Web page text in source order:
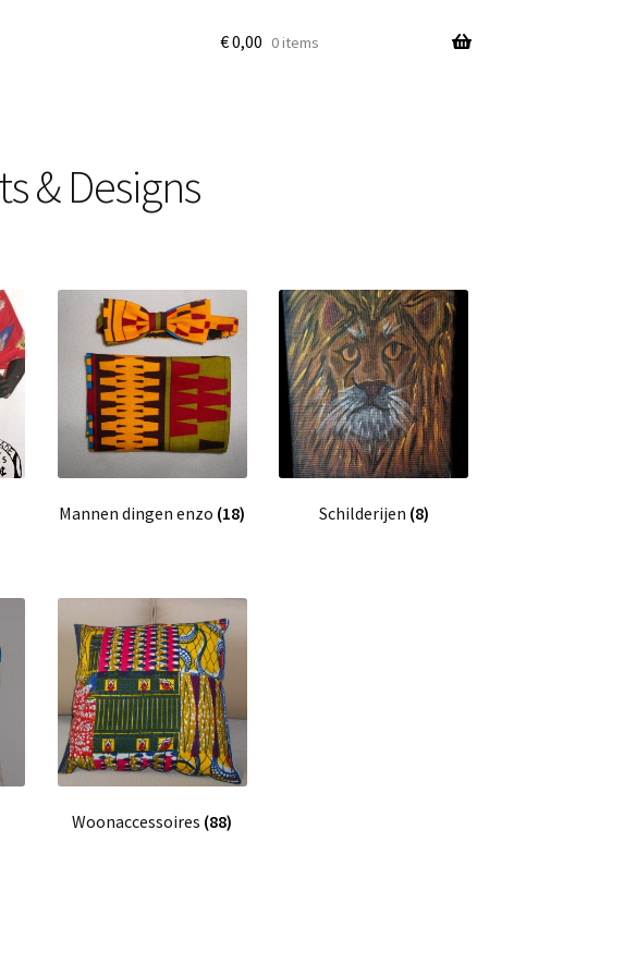
€0,00 0 items
& Designs
Mannen dingen enzo (18) Schilderijen (8)
Woonaccessoires (88)